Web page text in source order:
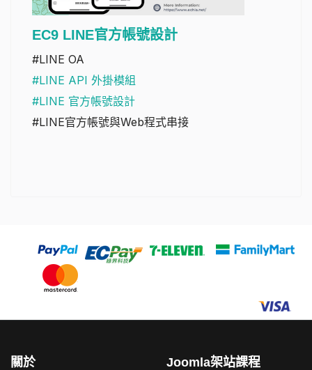
EC9 LINE官方帳號設計
#LINE OA
#LINE API 外掛模組
#LINE 官方帳號設計
#LINE官方帳號與Web程式串接
關於 Joomla架站課程